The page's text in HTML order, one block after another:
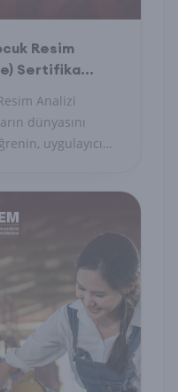
Resim
Sertifika
Analizi
dünyasını
uygulayıcı